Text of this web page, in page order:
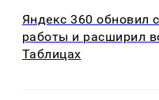
Яндекс 360 обновил
работы и расширил
Таблицах